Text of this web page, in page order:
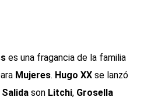
es una fragancia de la familia
Mujeres. Hugo XXse lanzó
son Litchi, Grosella